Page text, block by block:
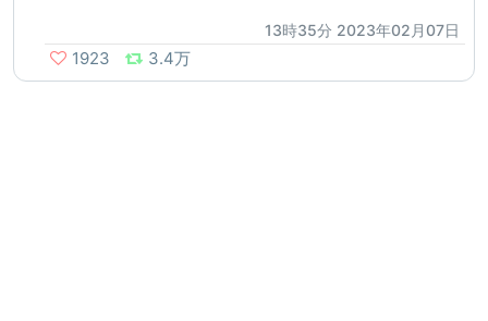
13時35分 2023年02月07日
1923 3.4万